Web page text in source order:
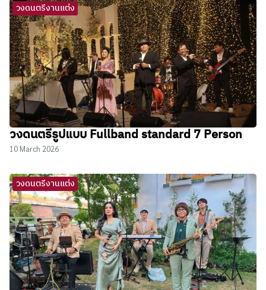
วงดนตรีงานแต่ง
วงดนตรีรูปแบบ Fullband standard 7 Person
10 March 2026
วงดนตรีงานแต่ง